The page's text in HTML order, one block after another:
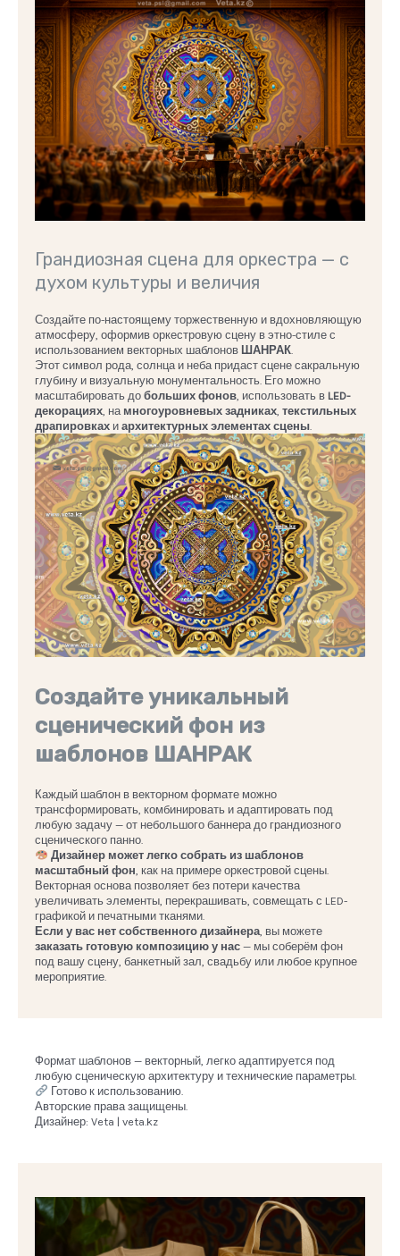
Грандиозная сцена для оркестра — с
духом культуры и величия
Создайте по-настоящему торжественную и вдохновляющую
атмосферу, оформив оркестровую сцену в этно-стиле с
использованием векторных шаблонов ШАНРАК
Этот символ рода, солнца и неба придаст сцене сакральную
глубину и визуальную монументальность. Его можно
масштабировать добольших фонов , использовать в LED-
декорациях , на многоуровневых задниках ,текстильных
драпировках иархитектурных элементах сцены
Создайте уникальный
сценический фон из
шаблонов ШАНРАК
Каждый шаблон в векторном формате можно
трансформировать, комбинировать и адаптировать под
любую задачу — от небольшого баннера до грандиозного
сценического панно.
Дизайнер может легко собрать из шаблонов
масштабный фон, как на примере оркестровой сцены.
Векторная основа позволяет без потери качества
увеличивать элементы, перекрашивать, совмещать с LED-
графикой и печатными тканями.
Если у вас нет собственного дизайнера, вы можете
заказать готовую композицию у нас — мы соберём фон
под вашу сцену, банкетный зал, свадьбу или любое крупное
мероприятие.
Формат шаблонов — векторный, легко адаптируется под
любую сценическую архитектуру и технические параметры.
Готово к использованию.
Авторские права защищены.
Дизайнер: Veta | veta.kz